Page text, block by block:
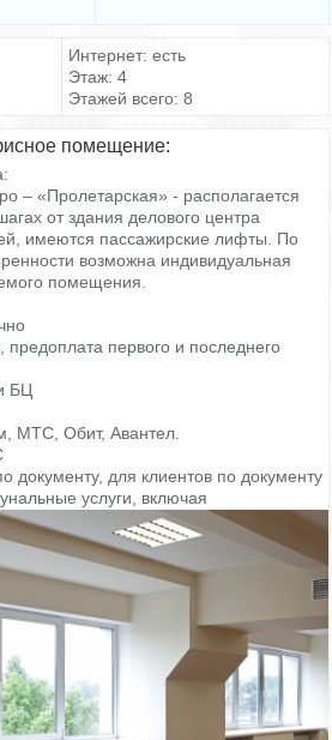
Интернет: есть
Этаж: 4
Этажей всего: 8
помещение:
– «Пролетарская» - располагается
от здания делового центра
имеются пассажирские лифты. По
возможна индивидуальная
помещения.
первого и последнего
БЦ
МТС, Обит, Авантел.
документу, для клиентов по документу
услуги, включая
без мебели
помещений, а также для получения
аренды, позвоните нам. Для вас наши
их оплачивают бизнес-центры.
напрямую с собственником. Без
показан пример возможной